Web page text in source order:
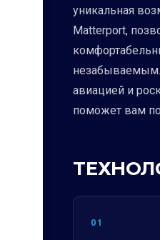
уникальная
Matterport,
незабываемым.
авиацией и
поможет вам
01